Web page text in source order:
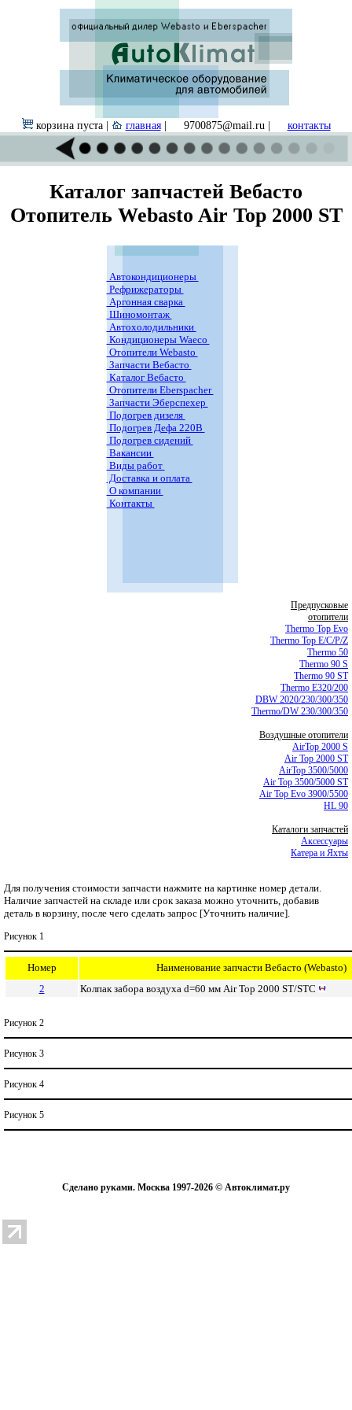
корзина пуста | главная| 9700875@mail.ru | контакты
Каталог запчастей Вебасто
Отопитель Webasto Air Top 2000 ST
Автокондиционеры
Рефрижераторы
Аргонная сварка
Шиномонтаж
Автохолодильники
Кондиционеры Waeco
Отопители Webasto
Запчасти Вебасто
Каталог Вебасто
Отопители Eberspacher
Запчасти Эберспехер
Подогрев дизеля
Подогрев Дефа 220В
Подогрев сидений
Вакансии
Виды работ
Доставка и оплата
О компании
Контакты
Предпусковые
отопители
Thermo Top Evo
Thermo Top E/C/P/Z
Thermo 50
Thermo 90 S
Thermo 90 ST
Thermo E320/200
DBW 2020/230/300/350
Thermo/DW 230/300/350
Воздушные отопители
AirTop 2000 S
Air Top 2000 ST
AirTop 3500/5000
Air Top 3500/5000 ST
Air Top Evo 3900/5500
HL 90
Каталоги запчастей
Аксессуары
Катера и Яхты
Для получения стоимости запчасти нажмите на картинке номер детали.
Наличие запчастей на складе или срок заказа можно уточнить, добавив
деталь в корзину, после чего сделать запрос [Уточнить наличие].
Рисунок 1
Номер
Наименование запчасти Вебасто (Webasto)
2
Колпак забора воздуха d=60 мм Air Top 2000 ST/STC
Рисунок 2
Рисунок 3
Рисунок 4
Рисунок 5
Сделано руками. Москва 1997-2026 © Автоклимат.ру